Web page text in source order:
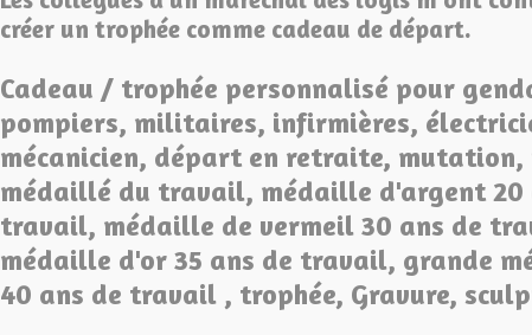
créer un trophée comme cadeau de départ.
Cadeau / trophée personnalisé pour
pompiers, militaires, infirmières,
mécanicien, départ en retraite,
médaillé du travail, médaille d'argent 20
travail, médaille de vermeil 30 ans de
médaille d'or 35 ans de travail, grande
40 ans de travail , trophée, Gravure,